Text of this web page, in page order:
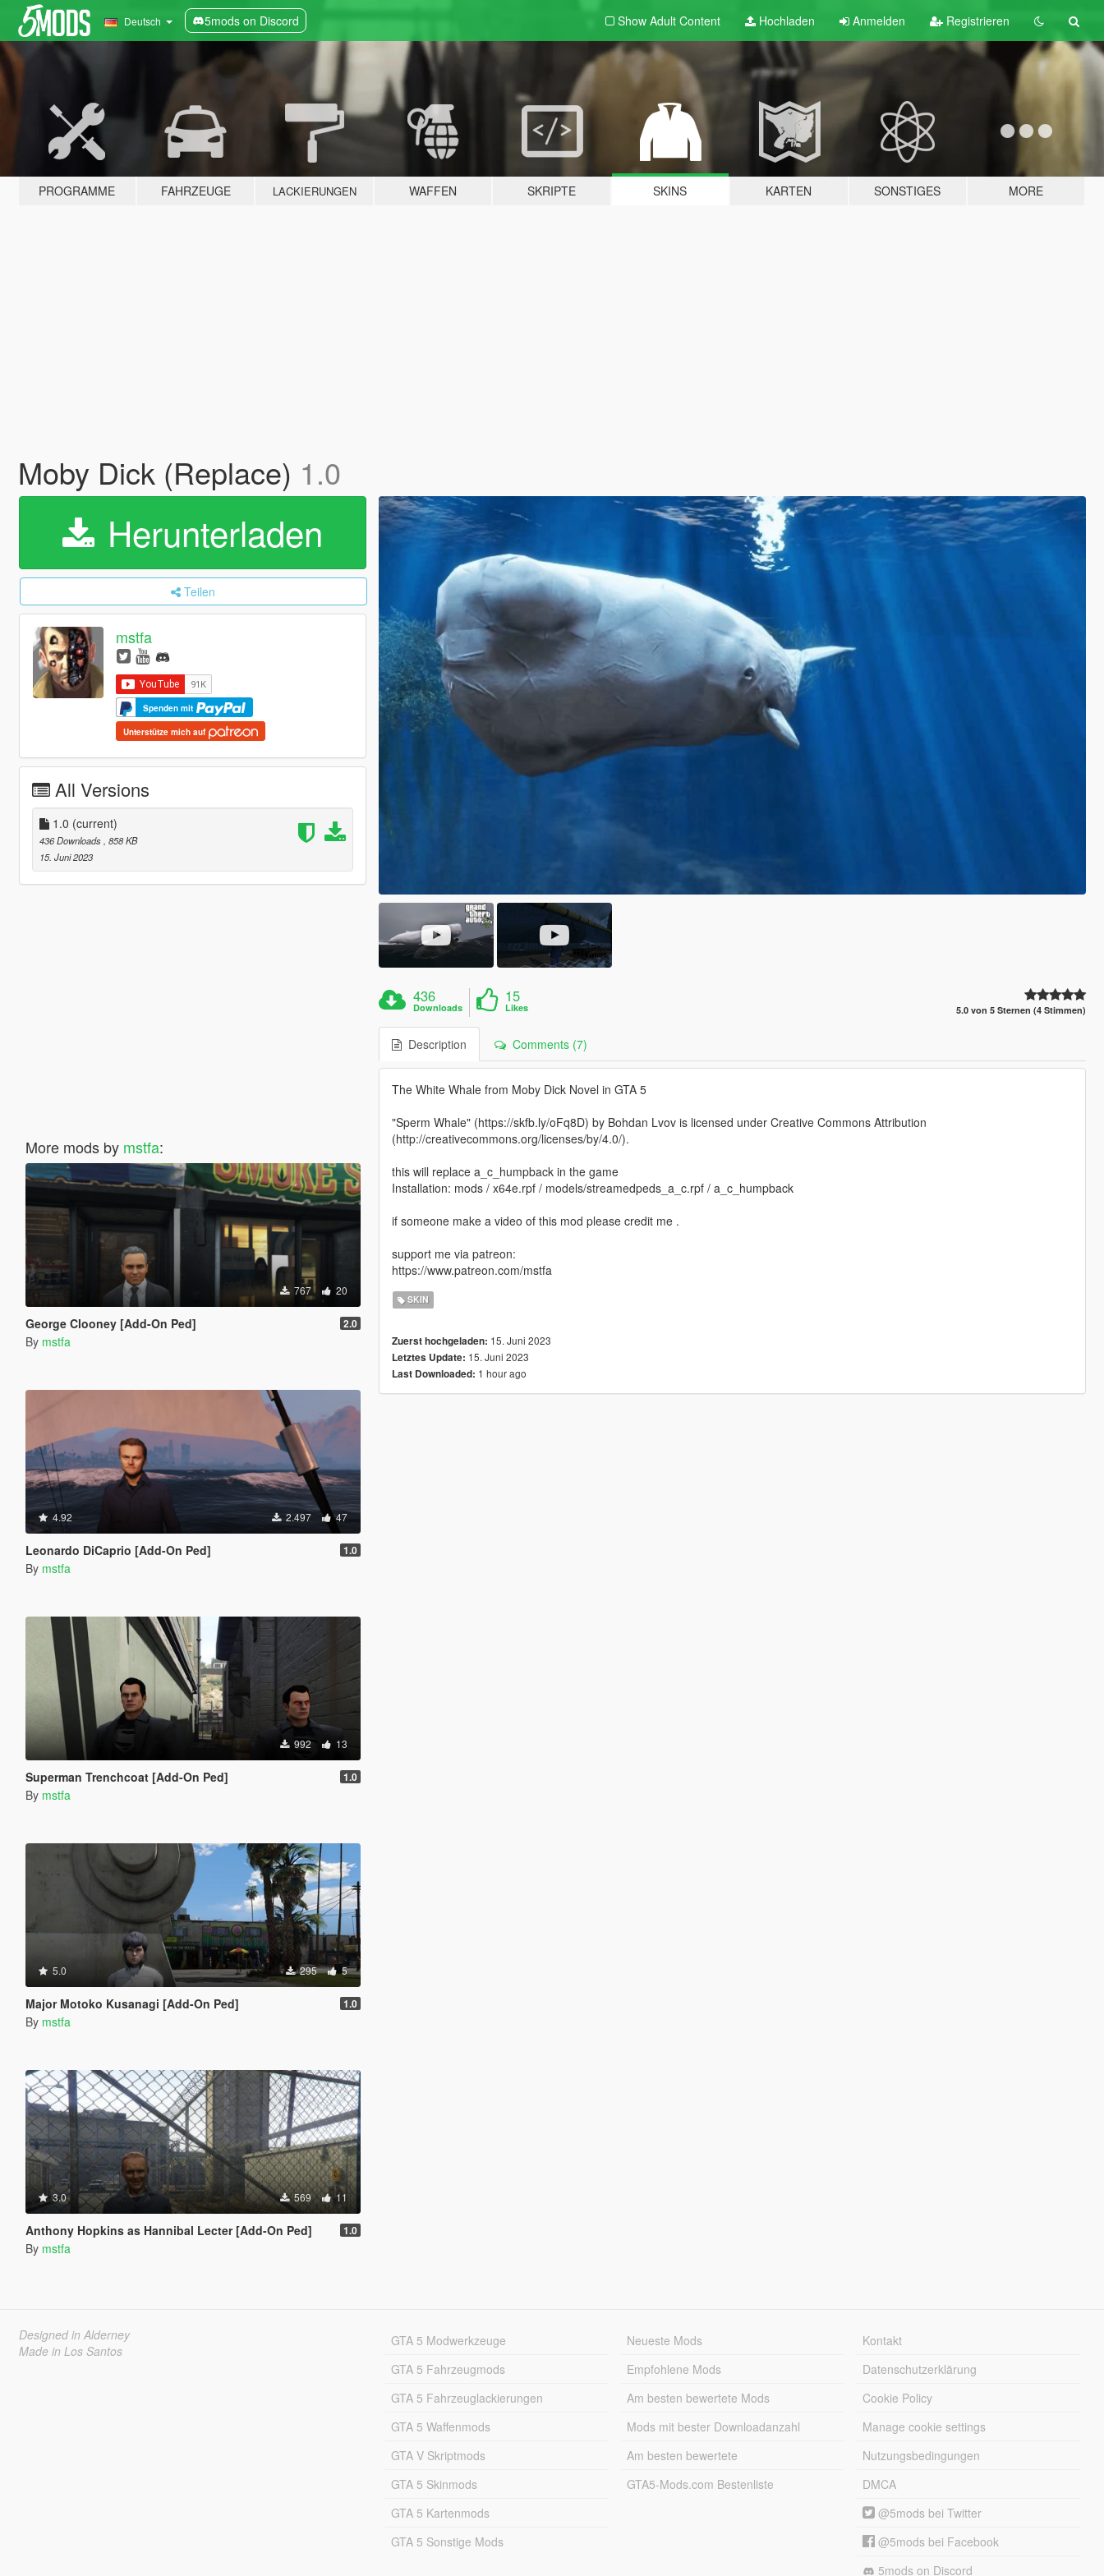
Deutsch 5mods on Discord Show Adult Content Hochladen Anmelden Registrieren
PROGRAMME FAHRZEUGE LACKIERUNGEN WAFFEN SKRIPTE SKINS KARTEN SONSTIGES MORE
Moby Dick (Replace) 1.0
Herunterladen
Teilen
mstfa
Spenden mit
Unterstütze mich auf
All Versions
1.0 (current)
436 Downloads , 858 KB
15. Juni 2023
More mods by mstfa:
767 20
George Clooney [Add-On Ped] 2.0
By mstfa
4.92 2.497 47
Leonardo DiCaprio [Add-On Ped] 1.0
By mstfa
992 13
Superman Trenchcoat [Add-On Ped] 1.0
By mstfa
5.0 295 5
Major Motoko Kusanagi [Add-On Ped] 1.0
By mstfa
3.0 569 11
Anthony Hopkins as Hannibal Lecter [Add-On Ped] 1.0
By mstfa
436
Downloads
15
Likes 5.0 von 5 Sternen (4 Stimmen)
Description Comments (7)
The White Whale from Moby Dick Novel in GTA 5
"Sperm Whale" (https://skfb.ly/oFq8D) by Bohdan Lvov is licensed under Creative Commons Attribution
(http://creativecommons.org/licenses/by/4.0/).
this will replace a_c_humpback in the game
Installation: mods / x64e.rpf / models/streamedpeds_a_c.rpf / a_c_humpback
if someone make a video of this mod please credit me .
support me via patreon:
https://www.patreon.com/mstfa
SKIN
Zuerst hochgeladen: 15. Juni 2023
Letztes Update: 15. Juni 2023
Last Downloaded: 1 hour ago
Designed in Alderney
Made in Los Santos
GTA 5 Modwerkzeuge
GTA 5 Fahrzeugmods
GTA 5 Fahrzeuglackierungen
GTA 5 Waffenmods
GTA V Skriptmods
GTA 5 Skinmods
GTA 5 Kartenmods
GTA 5 Sonstige Mods
Neueste Mods
Empfohlene Mods
Am besten bewertete Mods
Mods mit bester Downloadanzahl
Am besten bewertete
GTA5-Mods.com Bestenliste
Kontakt
Datenschutzerklärung
Cookie Policy
Manage cookie settings
Nutzungsbedingungen
DMCA
@5mods bei Twitter
@5mods bei Facebook
5mods on Discord